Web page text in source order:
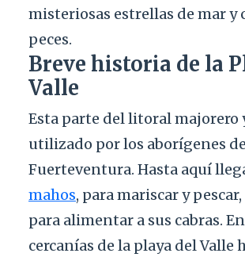
misteriosas estrellas de mar y
peces.
Breve historia de la
Valle
Esta parte del litoral majorero
utilizado por los aborígenes de
Fuerteventura. Hasta aquí
mahos, para mariscar y
para alimentar a sus cabras.
cercanías de la playa del Valle